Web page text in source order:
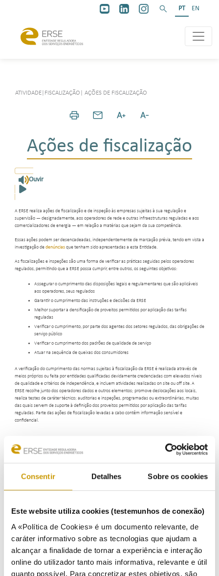
Consentir Detalhes Sobre os cookies
Este website utiliza cookies (testemunhos de conexão)
A «Política de Cookies» é um documento relevante, de
caráter informativo sobre as tecnologias que ajudam a
alcançar a finalidade de tornar a experiência e interação
online do utilizador tanto mais informativa, relevante e útil
quanto possível. Para concretizar estes objetivos, são
PT EN
ATIVIDADE FISCALIZAÇÃO AÇÕES DE FISCALIZAÇÃO
Ações de fiscalização
Ouvir
A ERSE realiza ações de fiscalização e de inspeção às empresas sujeitas à sua regulação e
supervisão — designadamente, aos operadores de rede e outras infraestruturas reguladas e aos
comercializadores de energia — em relação a matérias que sejam da sua competência.
Essas ações podem ser desencadeadas, independentemente de marcação prévia, tendo em vista a
investigação dedenúnciasque tenham sido apresentadas a esta Entidade.
As fiscalizações e inspeções são uma forma de verificar as práticas seguidas pelos operadores
regulados, permitindo que a ERSE possa cumprir, entre outros, os seguintes objetivos:
Assegurar o cumprimento das disposições legais e regulamentares que são aplicáveis
aos operadores, seus regulados
Garantir o cumprimento das instruções e decisões da ERSE
Melhor suportar a densificação de proveitos permitidos por aplicação das tarifas
reguladas
Verificar o cumprimento, por parte dos agentes dos setores regulados, das obrigações de
serviço público
Verificar o cumprimento dos padrões de qualidade de serviço
Atuar na sequência de queixas dos consumidores
A verificação do cumprimento das normas sujeitas à fiscalização da ERSE é realizada através de
meios próprios ou feita por entidades qualificadas devidamente credenciadas com elevados níveis
de qualidade e critérios de independência, e incluem atividades realizadas on site ou off site. A
ERSE recolhe junto dos operadores dados e outros elementos; promove deslocações aos locais,
realiza testes de caráter técnico; auditorias e inspeções, programadas ou extraordinárias, muitas
das quais servem de suporte à definição dos proveitos permitidos por aplicação das tarifas
reguladas. Parte das ações de fiscalização levadas a cabo contêm informação sensível e
confidencial.
2025
2024